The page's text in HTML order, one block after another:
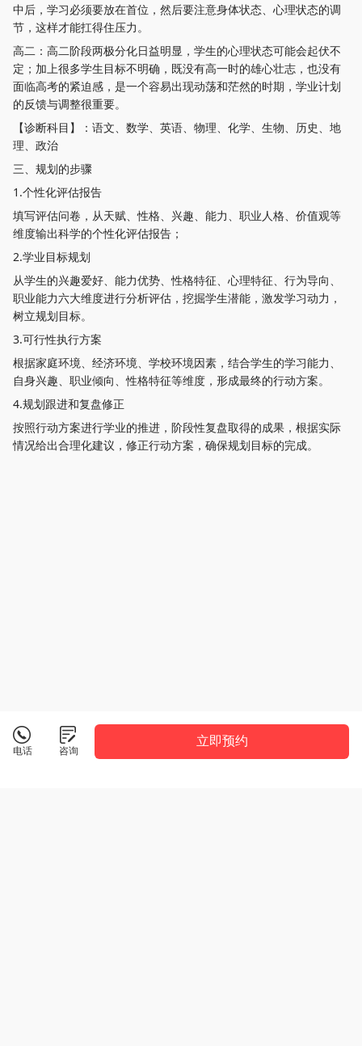
中后，学习必须要放在首位，然后要注意身体状态、心理状态的调
节，这样才能扛得住压力。
高二：高二阶段两极分化日益明显，学生的心理状态可能会起伏不
定；加上很多学生目标不明确，既没有高一时的雄心壮志，也没有
面临高考的紧迫感，是一个容易出现动荡和茫然的时期，学业计划
的反馈与调整很重要。
【诊断科目】：语文、数学、英语、物理、化学、生物、历史、地
理、政治
三、规划的步骤
1.个性化评估报告
填写评估问卷，从天赋、性格、兴趣、能力、职业人格、价值观等
维度输出科学的个性化评估报告；
2.学业目标规划
从学生的兴趣爱好、能力优势、性格特征、心理特征、行为导向、
职业能力六大维度进行分析评估，挖掘学生潜能，激发学习动力，
树立规划目标。
3.可行性执行方案
根据家庭环境、经济环境、学校环境因素，结合学生的学习能力、
自身兴趣、职业倾向、性格特征等维度，形成最终的行动方案。
4.规划跟进和复盘修正
按照行动方案进行学业的推进，阶段性复盘取得的成果，根据实际
情况给出合理化建议，修正行动方案，确保规划目标的完成。
电话 咨询
立即预约